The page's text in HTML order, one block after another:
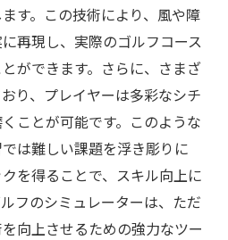
す。この技術により、風や障
再現し、実際のゴルフコース
ができます。さらに、さまざ
り、プレイヤーは多彩なシチ
ことが可能です。このような
は難しい課題を浮き彫りに
を得ることで、スキル向上に
フのシミュレーターは、ただ
向上させるための強力なツー